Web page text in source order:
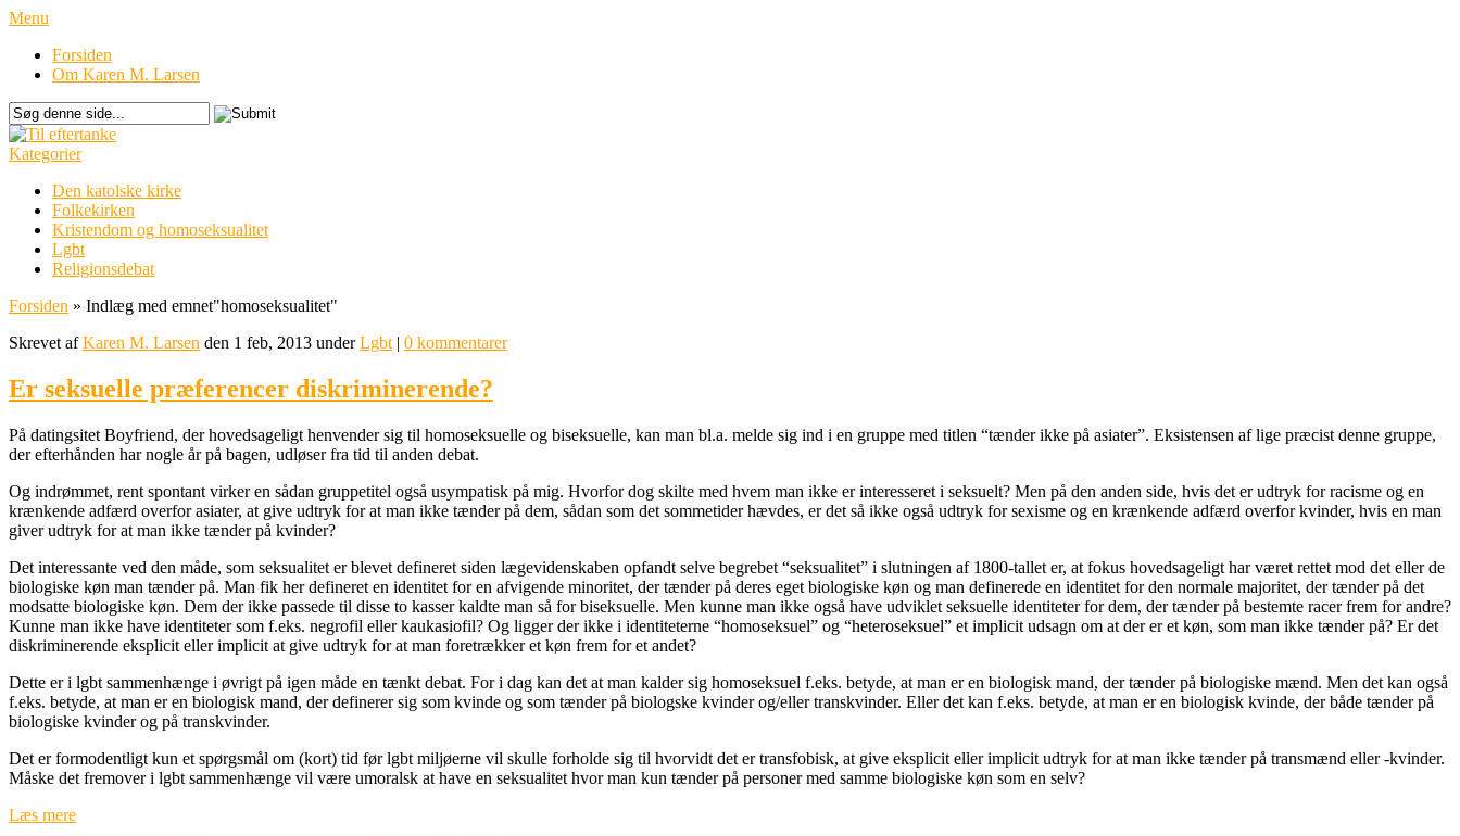
Menu
Forsiden
Om Karen M. Larsen
Kategorier
Den katolske kirke
Folkekirken
Kristendom og homoseksualitet
Lgbt
Religionsdebat
Forsiden » Indlæg med emnet"homoseksualitet"
Skrevet afKaren M. Larsen den 1 feb, 2013 underLgbt | 0 kommentarer
Er seksuelle præferencer diskriminerende?
På datingsitet Boyfriend, der hovedsageligt henvender sig til homoseksuelle og biseksuelle, kan man bl.a. melde sig ind i en gruppe med titlen “tænder ikke på asiater”. Eksistensen af lige præcist denne gruppe,
der efterhånden har nogle år på bagen, udløser fra tid til anden debat.
Og indrømmet, rent spontant virker en sådan gruppetitel også usympatisk på mig. Hvorfor dog skilte med hvem man ikke er interesseret i seksuelt? Men på den anden side, hvis det er udtryk for racisme og en
krænkende adfærd overfor asiater, at give udtryk for at man ikke tænder på dem, sådan som det sommetider hævdes, er det så ikke også udtryk for sexisme og en krænkende adfærd overfor kvinder, hvis en man
giver udtryk for at man ikke tænder på kvinder?
Det interessante ved den måde, som seksualitet er blevet defineret siden lægevidenskaben opfandt selve begrebet “seksualitet” i slutningen af 1800-tallet er, at fokus hovedsageligt har været rettet mod det eller de
biologiske køn man tænder på. Man fik her defineret en identitet for en afvigende minoritet, der tænder på deres eget biologiske køn og man definerede en identitet for den normale majoritet, der tænder på det
modsatte biologiske køn. Dem der ikke passede til disse to kasser kaldte man så for biseksuelle. Men kunne man ikke også have udviklet seksuelle identiteter for dem, der tænder på bestemte racer frem for andre?
Kunne man ikke have identiteter som f.eks. negrofil eller kaukasiofil? Og ligger der ikke i identiteterne “homoseksuel” og “heteroseksuel” et implicit udsagn om at der er et køn, som man ikke tænder på? Er det
diskriminerende eksplicit eller implicit at give udtryk for at man foretrækker et køn frem for et andet?
Dette er i lgbt sammenhænge i øvrigt på igen måde en tænkt debat. For i dag kan det at man kalder sig homoseksuel f.eks. betyde, at man er en biologisk mand, der tænder på biologiske mænd. Men det kan også
f.eks. betyde, at man er en biologisk mand, der definerer sig som kvinde og som tænder på biologske kvinder og/eller transkvinder. Eller det kan f.eks. betyde, at man er en biologisk kvinde, der både tænder på
biologiske kvinder og på transkvinder.
Det er formodentligt kun et spørgsmål om (kort) tid før lgbt miljøerne vil skulle forholde sig til hvorvidt det er transfobisk, at give eksplicit eller implicit udtryk for at man ikke tænder på transmænd eller -kvinder.
Måske det fremover i lgbt sammenhænge vil være umoralsk at have en seksualitet hvor man kun tænder på personer med samme biologiske køn som en selv?
Læs mere